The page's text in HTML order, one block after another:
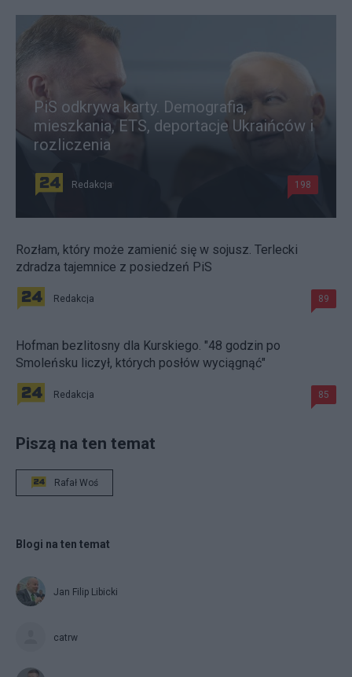
PiS odkrywa karty. Demografia,
mieszkania, ETS, deportacje Ukraińców i
rozliczenia
Redakcja 198
Rozłam, który może zamienić się w sojusz. Terlecki
zdradza tajemnice z posiedzeń PiS
Redakcja 89
Hofman bezlitosny dla Kurskiego. "48 godzin po
Smoleńsku liczył, których posłów wyciągnąć"
Redakcja 85
Piszą na ten temat
Rafał Woś
Blogi na ten temat
Jan Filip Libicki
catrw